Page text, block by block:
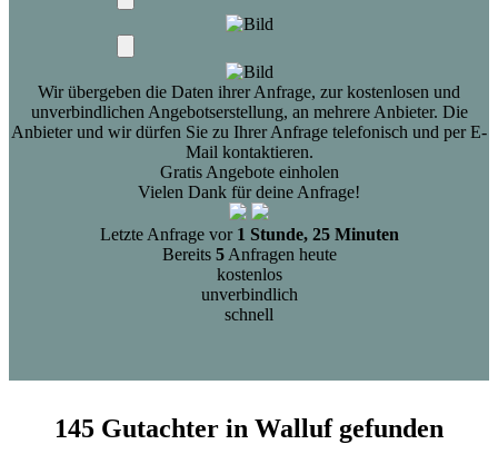
Wir übergeben die Daten ihrer Anfrage, zur kostenlosen und
unverbindlichen Angebotserstellung, an mehrere Anbieter. Die
Anbieter und wir dürfen Sie zu Ihrer Anfrage telefonisch und per E-
Mail kontaktieren.
Gratis Angebote einholen
Vielen Dank für deine Anfrage!
Letzte Anfrage vor 1 Stunde, 25 Minuten
Bereits 5Anfragen heute
kostenlos
unverbindlich
schnell
145 Gutachter in Walluf gefunden